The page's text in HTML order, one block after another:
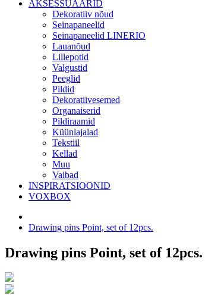
AKSESSUAARID
Dekoratiiv nõud
Seinapaneelid
Seinapaneelid LINERIO
Lauanõud
Lillepotid
Valgustid
Peeglid
Pildid
Dekoratiivesemed
Organaiserid
Pildiraamid
Küünlajalad
Tekstiil
Kellad
Muu
Vaibad
INSPIRATSIOONID
VOXBOX
Drawing pins Point, set of 12pcs.
Drawing pins Point, set of 12pcs.